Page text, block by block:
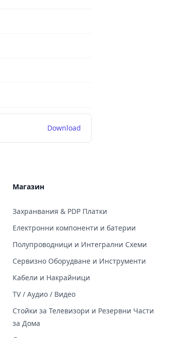
Download
Магазин
Захранвания & PDP Платки
Електронни компоненти и батерии
Полупроводници и Интегрални Схеми
Сервизно Оборудване и Инструменти
Кабели и Накрайници
TV / Аудио / Видео
Стойки за Телевизори и Резервни Части
за Дома